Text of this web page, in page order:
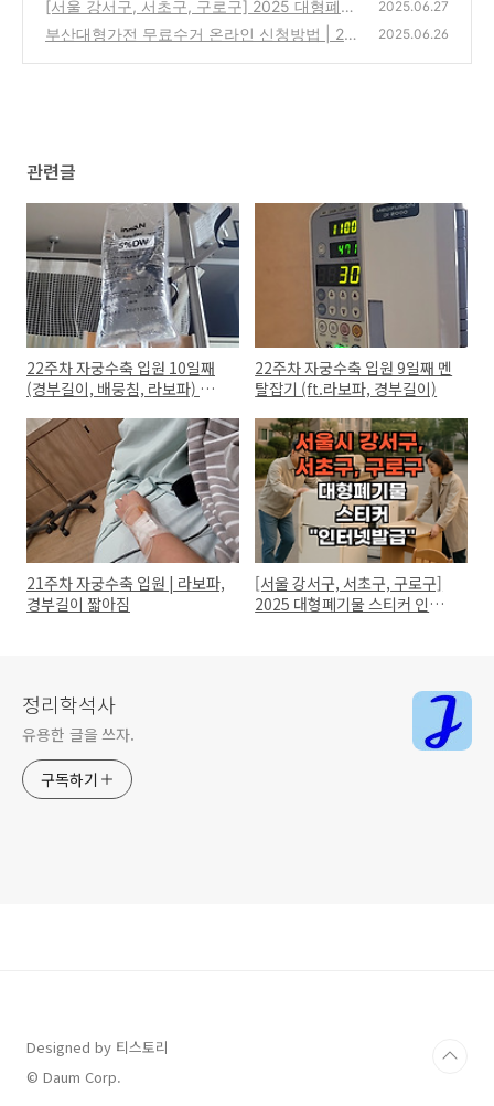
(0)
[서울 강서구, 서초구, 구로구] 2025 대형폐기
물 스티커 인터넷발급 방법 (모바일로 스티커
2025.06.27
부산대형가전 무료수거 온라인 신청방법 | 20
2025.06.26
관련글
22주차 자궁수축 입원 10일째
(경부길이, 배뭉침, 라보파) 버티
22주차 자궁수축 입원 9일째 멘
탈잡기 (ft.라보파, 경부길이)
21주차 자궁수축 입원 | 라보파,
경부길이 짧아짐
[서울 강서구, 서초구, 구로구]
2025 대형폐기물 스티커 인터
정리학석사
유용한 글을 쓰자.
구독하기
Designed by 티스토리
© Daum Corp.